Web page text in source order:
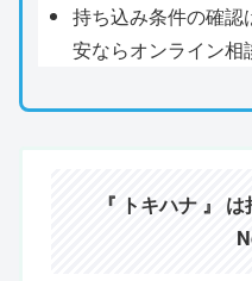
持ち込み条件の確認
安ならオンライン相
『 トキハナ 』